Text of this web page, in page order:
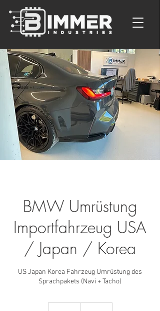
BMW Umrüstung
Importfahrzeug USA
/ Japan / Korea
US Japan Korea Fahrzeug Umrüstung des
Sprachpakets (Navi + Tacho)